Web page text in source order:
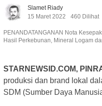
Slamet Riady
15 Maret 2022
460 Dilihat
PENANDATANGANAN Nota
Hasil Perkebunan, Mineral Logam
STARNEWSID.COM,
produksi dan brand lokal
SDM (Sumber Daya